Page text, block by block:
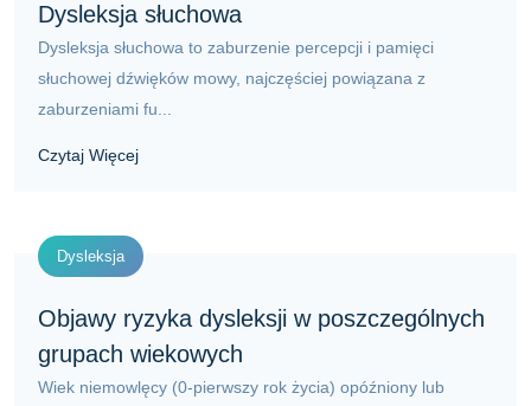
Dysleksja słuchowa
Dysleksja słuchowa to zaburzenie percepcji i pamięci
słuchowej dźwięków mowy, najczęściej powiązana z
zaburzeniami fu...
Czytaj Więcej
Dysleksja
Objawy ryzyka dysleksji w poszczególnych
grupach wiekowych
Wiek niemowlęcy (0-pierwszy rok życia) opóźniony lub